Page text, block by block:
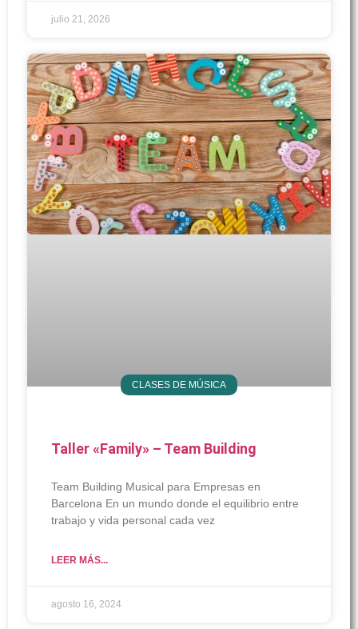
julio 21, 2026
CLASES DE MÚSICA
Taller «Family» – Team Building
Team Building Musical para Empresas en
Barcelona En un mundo donde el equilibrio entre
trabajo y vida personal cada vez
LEER MÁS...
agosto 16, 2024